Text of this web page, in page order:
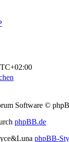
Software ©
phpBB.de
phpBB-